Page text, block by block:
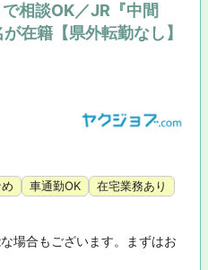
相談OK／JR『中間
在籍【県外転勤なし】
車通勤OK
在宅業務あり
場合もございます。まずはお